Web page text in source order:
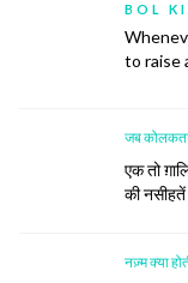
BOL
to raise
did not,
जब कोलकता
एक तो
की नसीहतें
अंदाज तक
नज़्म क्या